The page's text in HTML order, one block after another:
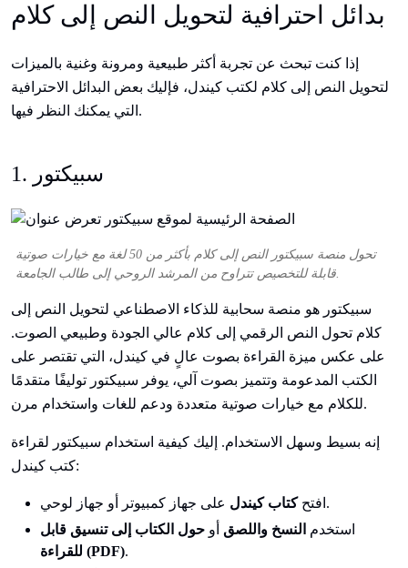
بدائل احترافية لتحويل النص إلى كلام
إذا كنت تبحث عن تجربة أكثر طبيعية ومرونة وغنية بالميزات
لتحويل النص إلى كلام لكتب كيندل، فإليك بعض البدائل الاحترافية
التي يمكنك النظر فيها.
1. سبيكتور
تحول منصة سبيكتور النص إلى كلام بأكثر من 50 لغة مع خيارات صوتية
سبيكتور هو منصة سحابية للذكاء الاصطناعي لتحويل النص إلى
كلام تحول النص الرقمي إلى كلام عالي الجودة وطبيعي الصوت.
على عكس ميزة القراءة بصوت عالٍ في كيندل، التي تقتصر على
الكتب المدعومة وتتميز بصوت آلي، يوفر سبيكتور توليفًا متقدمًا
للكلام مع خيارات صوتية متعددة ودعم للغات واستخدام مرن.
إنه بسيط وسهل الاستخدام. إليك كيفية استخدام سبيكتور لقراءة
كتب كيندل:
افتحكتاب كيندل
على جهاز كمبيوتر أو جهاز لوحي.
استخدم النسخ واللصق أو حول الكتاب إلى تنسيق قابل
للقراءة (PDF).